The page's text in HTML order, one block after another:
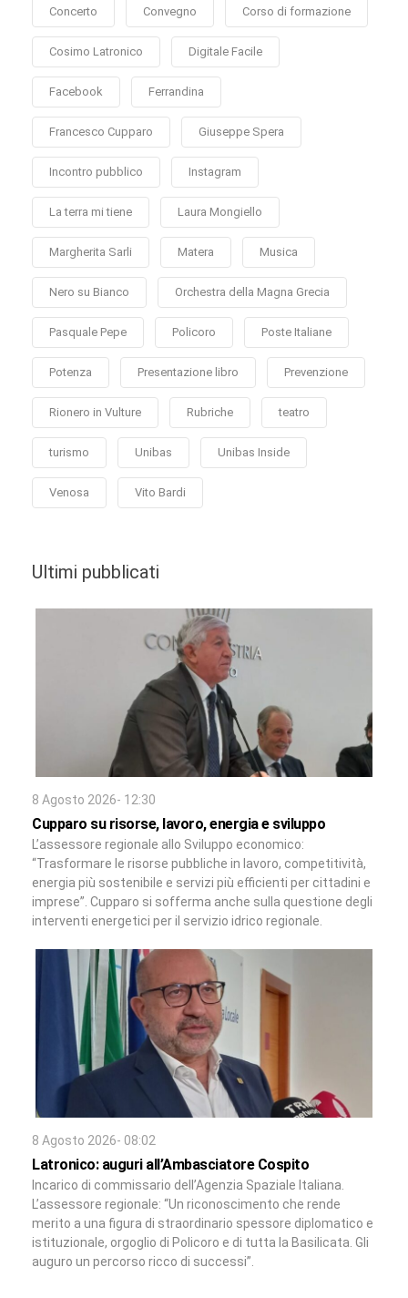
Concerto Convegno Corso di formazione
Cosimo Latronico Digitale Facile
Facebook Ferrandina
Francesco Cupparo Giuseppe Spera
Incontro pubblico Instagram
La terra mi tiene Laura Mongiello
Margherita Sarli Matera Musica
Nero su Bianco Orchestra della Magna Grecia
Pasquale Pepe Policoro Poste Italiane
Potenza Presentazione libro Prevenzione
Rionero in Vulture Rubriche teatro
turismo Unibas Unibas Inside
Venosa Vito Bardi
Ultimi pubblicati
8 Agosto 2026- 12:30
Cupparo su risorse, lavoro, energia e sviluppo
L’assessore regionale allo Sviluppo economico:
“Trasformare le risorse pubbliche in lavoro, competitività,
energia più sostenibile e servizi più efficienti per cittadini e
imprese”. Cupparo si sofferma anche sulla questione degli
interventi energetici per il servizio idrico regionale.
8 Agosto 2026- 08:02
Latronico: auguri all’Ambasciatore Cospito
Incarico di commissario dell’Agenzia Spaziale Italiana.
L’assessore regionale: “Un riconoscimento che rende
merito a una figura di straordinario spessore diplomatico e
istituzionale, orgoglio di Policoro e di tutta la Basilicata. Gli
auguro un percorso ricco di successi”.